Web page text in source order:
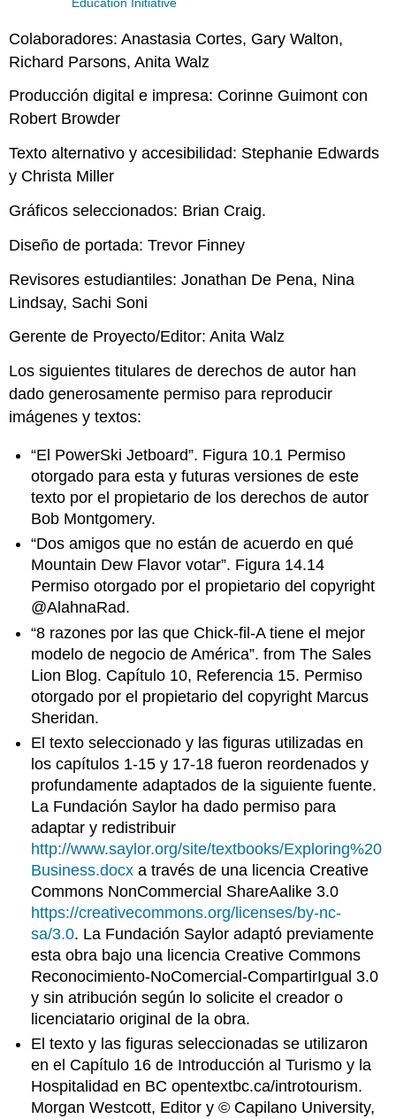
Education Initiative
Colaboradores: Anastasia Cortes, Gary Walton,
Richard Parsons, Anita Walz
Producción digital e impresa: Corinne Guimont con
Robert Browder
Texto alternativo y accesibilidad: Stephanie Edwards
y Christa Miller
Gráficos seleccionados: Brian Craig.
Diseño de portada: Trevor Finney
Revisores estudiantiles: Jonathan De Pena, Nina
Lindsay, Sachi Soni
Gerente de Proyecto/Editor: Anita Walz
Los siguientes titulares de derechos de autor han
dado generosamente permiso para reproducir
imágenes y textos:
“El PowerSki Jetboard”. Figura 10.1 Permiso
otorgado para esta y futuras versiones de este
texto por el propietario de los derechos de autor
Bob Montgomery.
“Dos amigos que no están de acuerdo en qué
Mountain Dew Flavor votar”. Figura 14.14
Permiso otorgado por el propietario del copyright
@AlahnaRad.
“8 razones por las que Chick-fil-A tiene el mejor
modelo de negocio de América”. from The Sales
Lion Blog. Capítulo 10, Referencia 15. Permiso
otorgado por el propietario del copyright Marcus
Sheridan.
El texto seleccionado y las figuras utilizadas en
los capítulos 1-15 y 17-18 fueron reordenados y
profundamente adaptados de la siguiente fuente.
La Fundación Saylor ha dado permiso para
adaptar y redistribuir
http://www.saylor.org/site/textbooks/Exploring%20
Business.docx a través de una licencia Creative
Commons NonCommercial ShareAalike 3.0
https://creativecommons.org/licenses/by-nc-
sa/3.0. La Fundación Saylor adaptó previamente
esta obra bajo una licencia Creative Commons
Reconocimiento-NoComercial-CompartirIgual 3.0
y sin atribución según lo solicite el creador o
licenciatario original de la obra.
El texto y las figuras seleccionadas se utilizaron
en el Capítulo 16 de Introducción al Turismo y la
Hospitalidad en BC opentextbc.ca/introtourism.
Morgan Westcott, Editor y © Capilano University,